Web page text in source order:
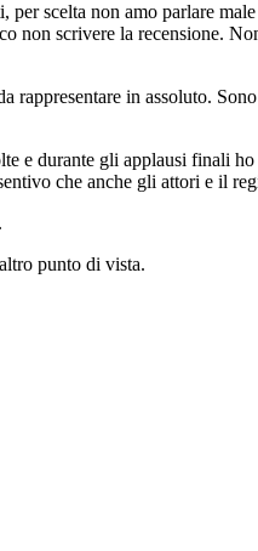
scelta non amo parlare
non scrivere la recensione.
in assoluto.
e durante gli applausi finali
che anche gli attori e il
punto di vista.